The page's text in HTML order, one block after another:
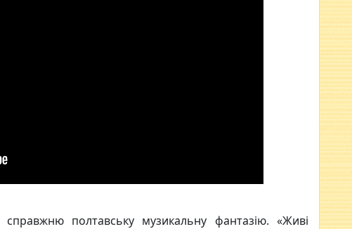
справжню полтавську музикальну фантазію. «Живі